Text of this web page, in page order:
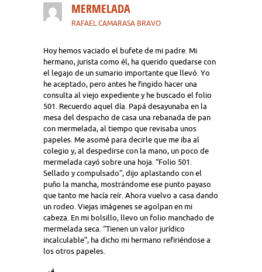
MERMELADA
RAFAEL CAMARASA BRAVO
Hoy hemos vaciado el bufete de mi padre. Mi
hermano, jurista como él, ha querido quedarse con
el legajo de un sumario importante que llevó. Yo
he aceptado, pero antes he fingido hacer una
consulta al viejo expediente y he buscado el folio
501. Recuerdo aquel día. Papá desayunaba en la
mesa del despacho de casa una rebanada de pan
con mermelada, al tiempo que revisaba unos
papeles. Me asomé para decirle que me iba al
colegio y, al despedirse con la mano, un poco de
mermelada cayó sobre una hoja. “Folio 501.
Sellado y compulsado”, dijo aplastando con el
puño la mancha, mostrándome ese punto payaso
que tanto me hacía reír. Ahora vuelvo a casa dando
un rodeo. Viejas imágenes se agolpan en mi
cabeza. En mi bolsillo, llevo un folio manchado de
mermelada seca. “Tienen un valor jurídico
incalculable”, ha dicho mi hermano refiriéndose a
los otros papeles.